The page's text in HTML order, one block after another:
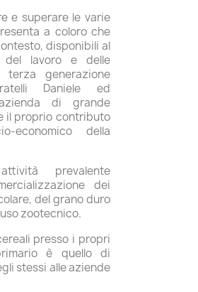
e superare le varie
a coloro che
disponibili al
del lavoro e delle
generazione
Daniele ed
di grande
il proprio contributo
economico della
prevalente
dei
del grano duro
zootecnico.
presso i propri
è quello di
stessi alle aziende